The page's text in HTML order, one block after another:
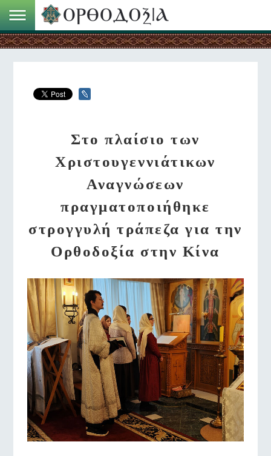
Στο πλαίσιο των
Χριστουγεννιάτικων
Αναγνώσεων
πραγματοποιήθηκε
στρογγυλή τράπεζα για την
Ορθοδοξία στην Κίνα